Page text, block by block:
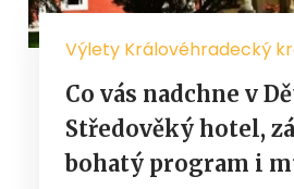
Výlety Královéhradecký
Co vás nadchne v
Středověký hotel,
bohatý program i